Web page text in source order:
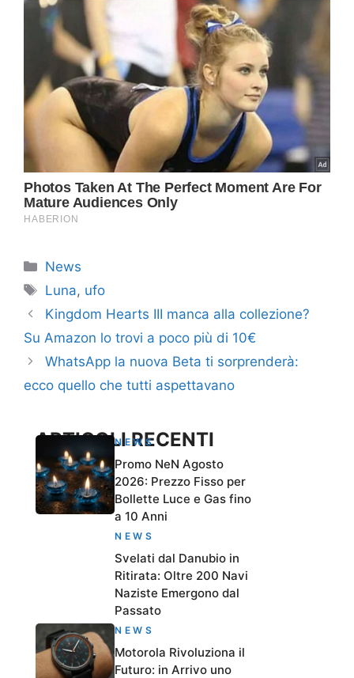
Categorie
News
Tag
Luna, ufo
Kingdom Hearts III manca alla collezione?
Su Amazon lo trovi a poco più di 10€
WhatsApp la nuova Beta ti sorprenderà:
ecco quello che tutti aspettavano
ARTICOLI RECENTI
NEWS
Promo NeN Agosto
2026: Prezzo Fisso per
Bollette Luce e Gas fino
a 10 Anni
NEWS
Svelati dal Danubio in
Ritirata: Oltre 200 Navi
Naziste Emergono dal
Passato
NEWS
Motorola Rivoluziona il
Futuro: in Arrivo uno